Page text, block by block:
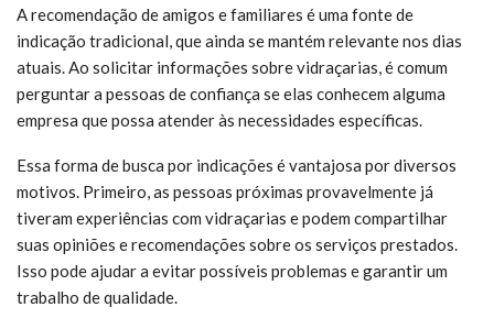
A recomendação de amigos e familiares é uma fonte de
indicação tradicional, que ainda se mantém relevante nos dias
atuais. Ao solicitar informações sobre vidraçarias, é comum
perguntar a pessoas de confiança se elas conhecem alguma
empresa que possa atender às necessidades específicas.
Essa forma de busca por indicações é vantajosa por diversos
motivos. Primeiro, as pessoas próximas provavelmente já
tiveram experiências com vidraçarias e podem compartilhar
suas opiniões e recomendações sobre os serviços prestados.
Isso pode ajudar a evitar possíveis problemas e garantir um
trabalho de qualidade.